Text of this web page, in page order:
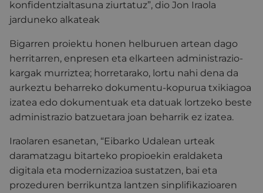
konfidentzialtasuna ziurtatuz”, dio Jon Iraola
jarduneko alkateak
Bigarren proiektu honen helburuen artean dago
herritarren, enpresen eta elkarteen administrazio-
kargak murriztea; horretarako, lortu nahi dena da
aurkeztu beharreko dokumentu-kopurua txikiagoa
izatea edo dokumentuak eta datuak lortzeko beste
administrazio batzuetara joan beharrik ez izatea.
Iraolaren esanetan, “Eibarko Udalean urteak
daramatzagu bitarteko propioekin eraldaketa
digitala eta modernizazioa sustatzen, bai eta
prozeduren berrikuntza lantzen sinplifikazioaren